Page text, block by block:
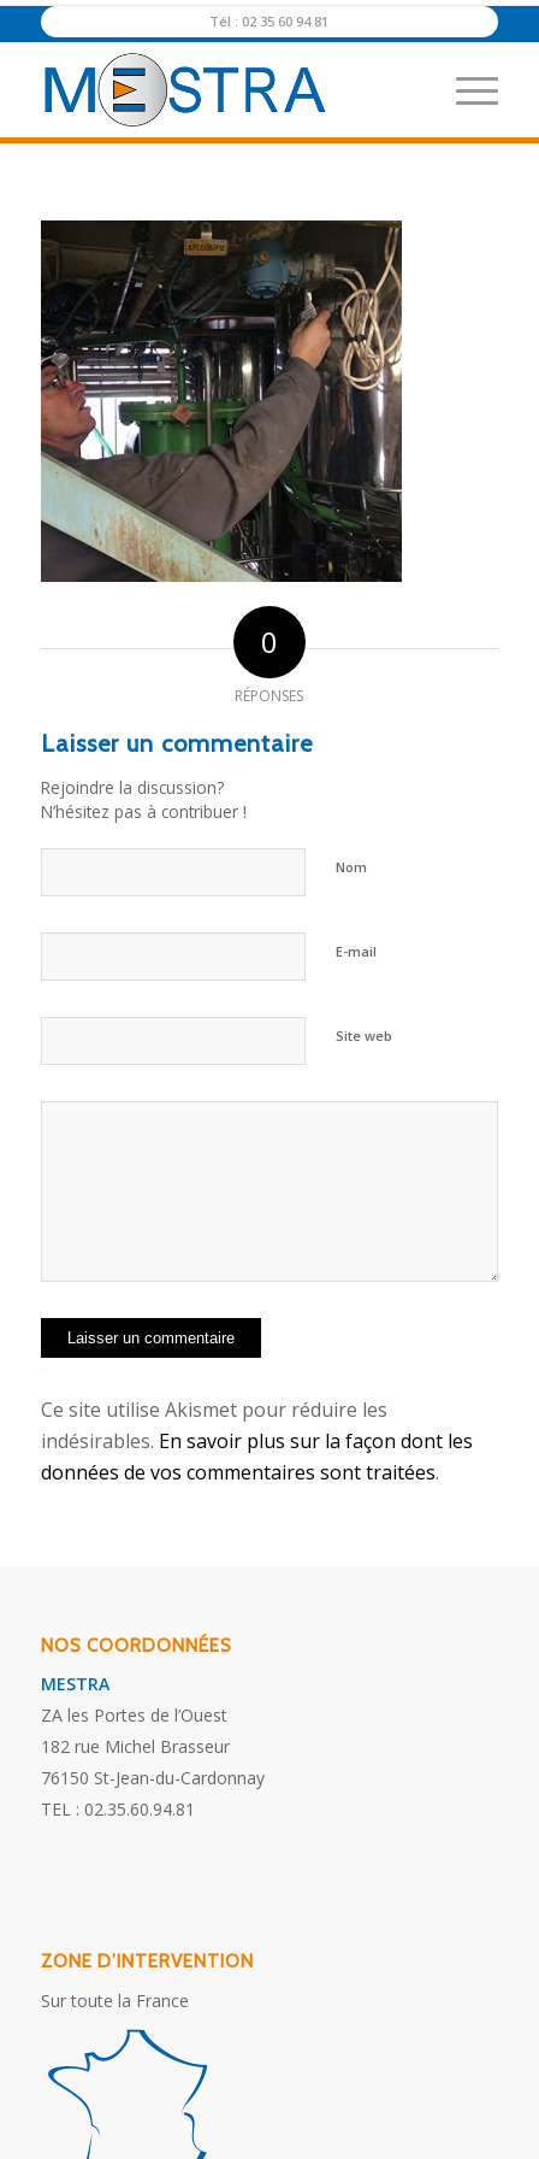
Tél : 02 35 60 94 81
0
RÉPONSES
Laisser un commentaire
Rejoindre la discussion?
N’hésitez pas à contribuer !
Nom
E-mail
Site web
Ce site utilise Akismet pour réduire les
indésirables. En savoir plus sur la façon dont les
données de vos commentaires sont traitées.
NOS COORDONNÉES
MESTRA
ZA les Portes de l’Ouest
182 rue Michel Brasseur
76150 St-Jean-du-Cardonnay
TEL : 02.35.60.94.81
ZONE D’INTERVENTION
Sur toute la France